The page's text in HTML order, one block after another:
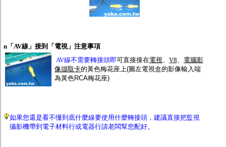
n 「AV線」接到「電視」注意事項
AV線不需要轉接頭即可直接接在電視 V8
電腦影
像擷取卡的黃色梅花座上(圖左電視盒的影像輸入端
為黃色RCA梅花座)
如果您還是看不懂到底什麼線要使用什麼轉接頭，建議直接把監視
攝影機帶到電子材料行或電器行請老闆幫您配好。